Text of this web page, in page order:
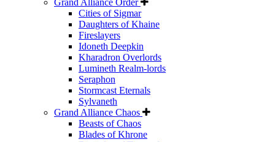
Grand Alliance Order
Cities of Sigmar
Daughters of Khaine
Fireslayers
Idoneth Deepkin
Kharadron Overlords
Lumineth Realm-lords
Seraphon
Stormcast Eternals
Sylvaneth
Grand Alliance Chaos
Beasts of Chaos
Blades of Khrone